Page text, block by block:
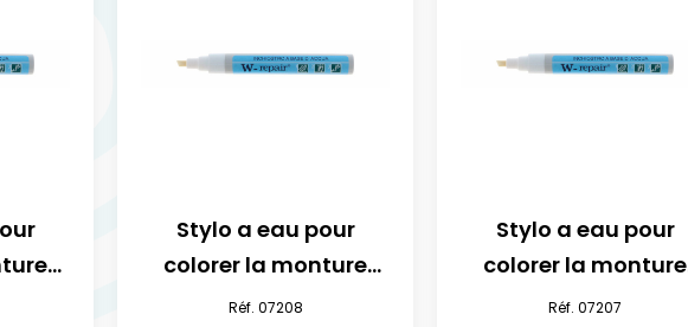
Stylo a eau pour
colorer la monture
noir
Réf. 07208
Stylo a eau pour
colorer la monture
satine noir
Réf. 07207